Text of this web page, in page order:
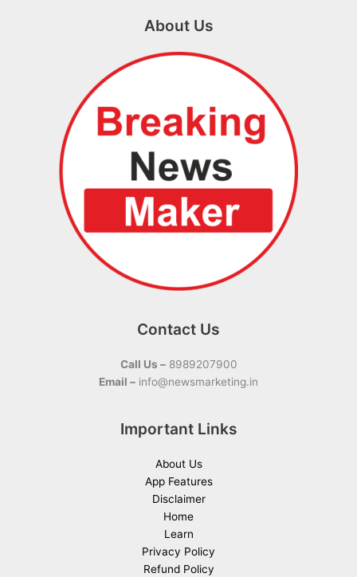
About Us
Contact Us
Call Us –8989207900
Email – info@newsmarketing.in
Important Links
About Us
App Features
Disclaimer
Home
Learn
Privacy Policy
Refund Policy